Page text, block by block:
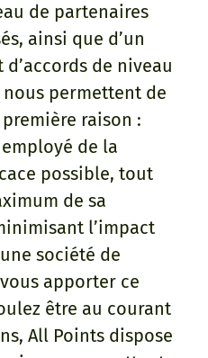
de partenaires
ainsi que d’un
de niveau
nous permettent de
raison :
de la
possible, tout
de sa
l’impact
société de
apporter ce
être au courant
All Points dispose